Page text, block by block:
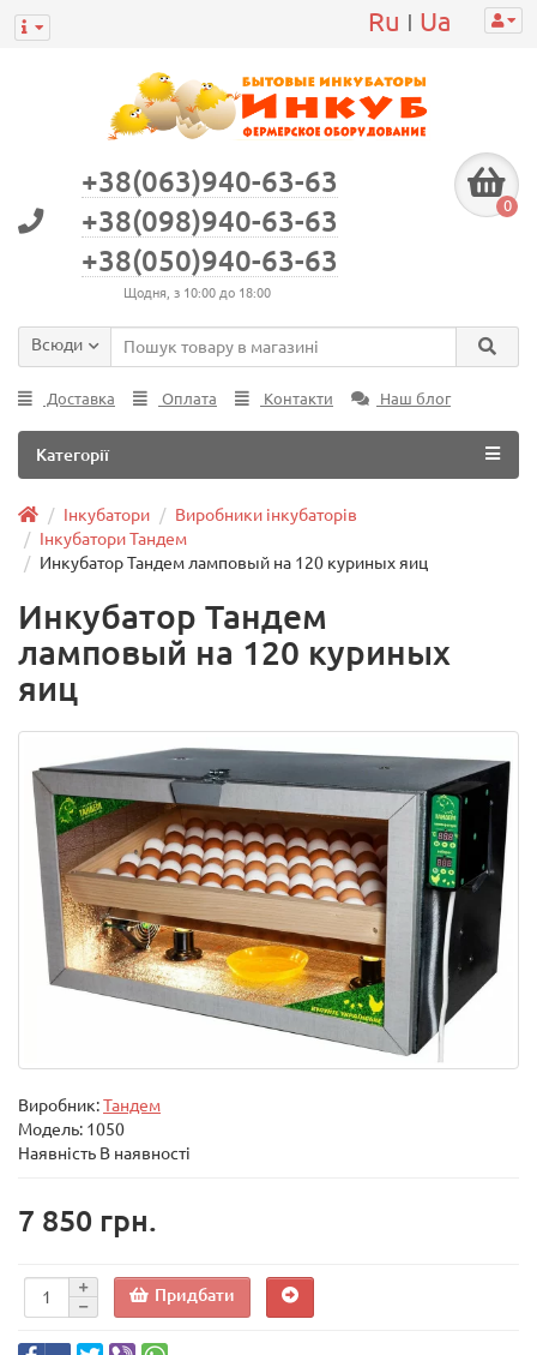
Ru | Ua
+38(063)940-63-63
+38(098)940-63-63
+38(050)940-63-63
Щодня, з 10:00 до 18:00
0
Всюди
Доставка Оплата Контакти Наш блог
Категорії
Інкубатори
Виробники інкубаторів
Інкубатори Тандем
Инкубатор Тандем ламповый на 120 куриных яиц
Инкубатор Тандем
ламповый на 120 куриных
яиц
Виробник:Тандем
Модель: 1050
Наявність В наявності
7 850 грн.
Придбати